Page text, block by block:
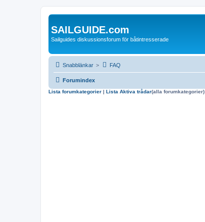
SAILGUIDE.com
Sailguides diskussionsforum för båtintresserade
Snabblänkar > FAQ
Forumindex
Lista forumkategorier | Lista Aktiva trådar(alla forumkategorier)